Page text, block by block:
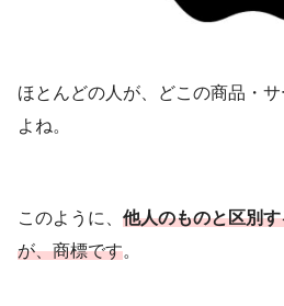
ほとんどの人が、どこの商品・
よね。
このように、 他人のものと区別
が、商標です。